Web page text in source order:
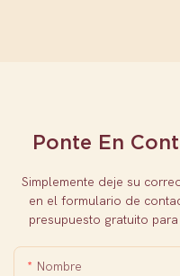
Ponte En
Simplemente deje su
en el formulario de
presupuesto gratuito
Nombre